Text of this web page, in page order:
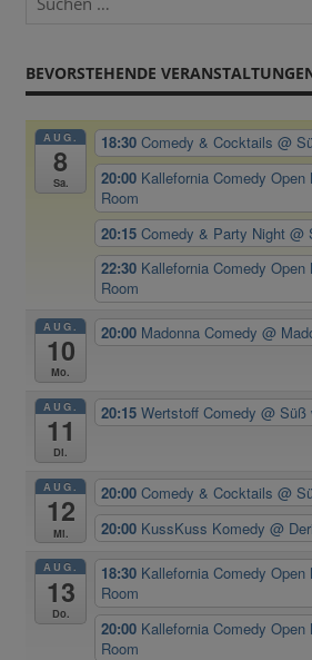
BEVORSTEHENDE
AUG.
8
Sa.
18:30Comedy & Cocktails@
20:00 Kallefornia Comedy
Room
20:15Comedy & Party Night@
22:30 Kallefornia Comedy
Room
AUG.
10
Mo.
20:00 Madonna Comedy@
AUG.
11
Di.
20:15Wertstoff Comedy@ Süß
AUG.
12
Mi.
20:00Comedy & Cocktails@
20:00 KussKuss Komedy@
AUG.
13
Do.
18:30 Kallefornia Comedy
Room
20:00 Kallefornia Comedy
Room